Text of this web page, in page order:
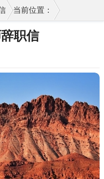
当前位置：
职信